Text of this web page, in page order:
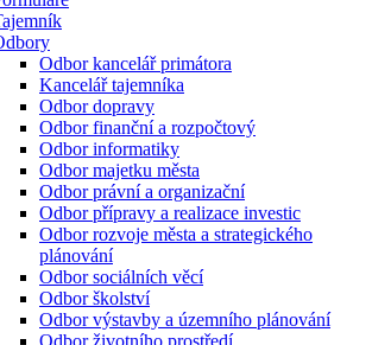
Odbor kancelář primátora
Kancelář tajemníka
Odbor dopravy
Odbor finanční a rozpočtový
Odbor informatiky
Odbor majetku města
Odbor právní a organizační
Odbor přípravy a realizace investic
Odbor rozvoje města a strategického
plánování
Odbor sociálních věcí
Odbor školství
Odbor výstavby a územního plánování